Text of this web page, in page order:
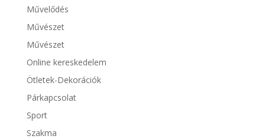
Művelődés
Művészet
Művészet
Online kereskedelem
Ötletek-Dekorációk
Párkapcsolat
Sport
Szakma